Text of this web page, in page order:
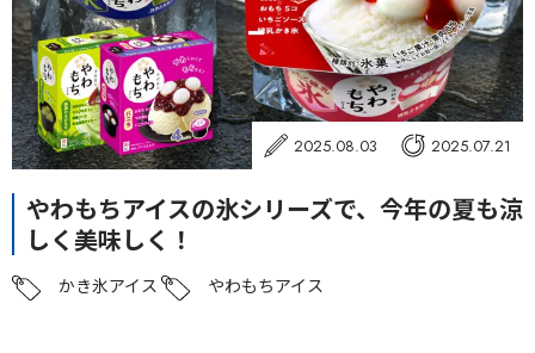
2025.08.03 2025.07.21
やわもちアイスの氷シリーズで、今年の夏も涼
しく美味しく！
かき氷アイス やわもちアイス